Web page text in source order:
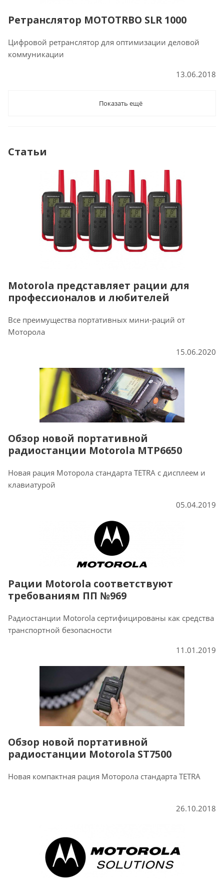
Ретранслятор MOTOTRBO SLR 1000
Цифровой ретранслятор для оптимизации деловой
коммуникации
13.06.2018
Показать ещё
Статьи
Motorola представляет рации для
профессионалов и любителей
Все преимущества портативных мини-раций от
Моторола
15.06.2020
Обзор новой портативной
радиостанции Motorola MTP6650
Новая рация Моторола стандарта TETRA с дисплеем и
клавиатурой
05.04.2019
Рации Motorola соответствуют
требованиям ПП №969
Радиостанции Motorola сертифицированы как средства
транспортной безопасности
11.01.2019
Обзор новой портативной
радиостанции Motorola ST7500
Новая компактная рация Моторола стандарта TETRA
26.10.2018